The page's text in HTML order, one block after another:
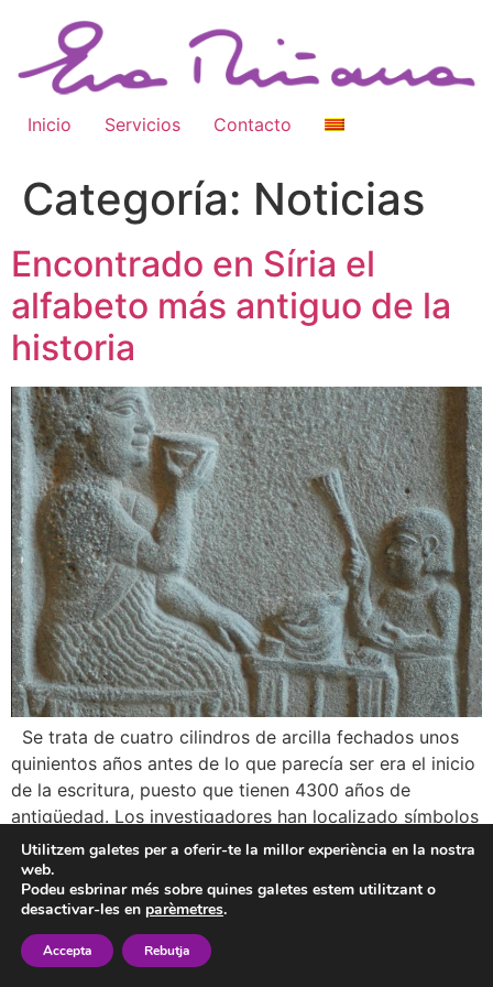
Inicio Servicios Contacto
Categoría: Noticias
Encontrado en Síria el
alfabeto más antiguo de la
historia
Se trata de cuatro cilindros de arcilla fechados unos
quinientos años antes de lo que parecía ser era el inicio
de la escritura, puesto que tienen 4300 años de
antigüedad. Los investigadores han localizado símbolos
que se repiten, la que garantiza que no se trata de
dibujos puramente ornamentales. No se conoce de
momento […]
Utilitzem galetes per a oferir-te la millor experiència en la nostra
web.
Podeu esbrinar més sobre quines galetes estem utilitzant o
desactivar-les en parèmetres.
Accepta Rebutja